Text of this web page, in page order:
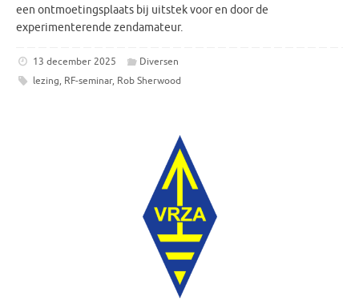
een ontmoetingsplaats bij uitstek voor en door de
experimenterende zendamateur.
13 december 2025
Diversen
lezing, RF-seminar, Rob Sherwood